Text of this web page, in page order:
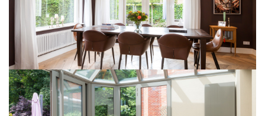
Delta Laserline